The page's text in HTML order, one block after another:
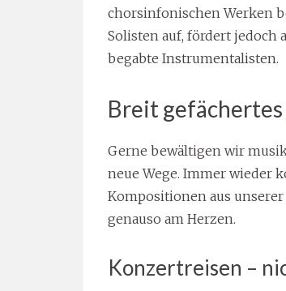
chorsinfonischen Werken
Solisten auf, fördert jedoch
begabte Instrumentalisten.
Breit gefächertes
Gerne bewältigen wir
neue Wege. Immer wieder
Kompositionen aus
genauso am Herzen.
Konzertreisen –